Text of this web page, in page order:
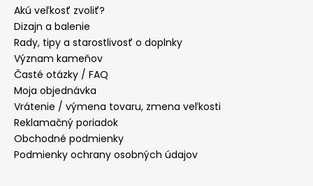
Akú veľkosť zvoliť?
Dizajn a balenie
Rady, tipy a starostlivosť o doplnky
Význam kameňov
Časté otázky / FAQ
Moja objednávka
Vrátenie / výmena tovaru, zmena veľkosti
Reklamačný poriadok
Obchodné podmienky
Podmienky ochrany osobných údajov